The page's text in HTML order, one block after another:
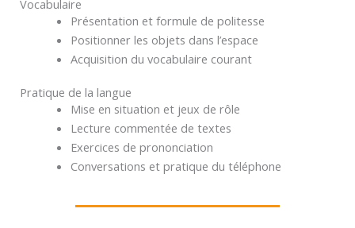
Vocabulaire
Présentation et formule de politesse
Positionner les objets dans l’espace
Acquisition du vocabulaire courant
Pratique de la langue
Mise en situation et jeux de rôle
Lecture commentée de textes
Exercices de prononciation
Conversations et pratique du téléphone